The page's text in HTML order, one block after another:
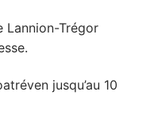
Lannion-Trégor
jusqu’au 10